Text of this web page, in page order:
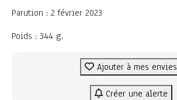
Parution : 2 février 2023
Poids : 344 g.
Ajouter à mes envies
Créer une alerte